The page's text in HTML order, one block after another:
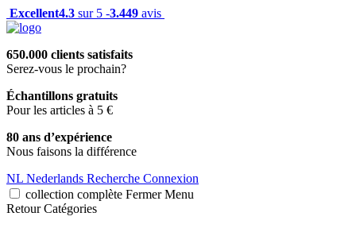
Excellent4.3 sur 5 -3.449 avis
650.000 clients satisfaits
Serez-vous le prochain?
Échantillons gratuits
Pour les articles à 5 €
80 ans d’expérience
Nous faisons la différence
NL Nederlands Recherche Connexion
collection complète Fermer Menu
Retour Catégories